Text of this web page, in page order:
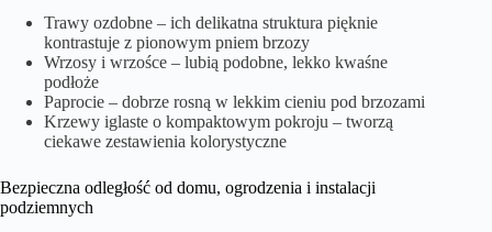
Trawy ozdobne – ich delikatna struktura pięknie
kontrastuje z pionowym pniem brzozy
Wrzosy i wrzośce – lubią podobne, lekko kwaśne
podłoże
Paprocie – dobrze rosną w lekkim cieniu pod brzozami
Krzewy iglaste o kompaktowym pokroju – tworzą
ciekawe zestawienia kolorystyczne
Bezpieczna odległość od domu, ogrodzenia i instalacji
podziemnych